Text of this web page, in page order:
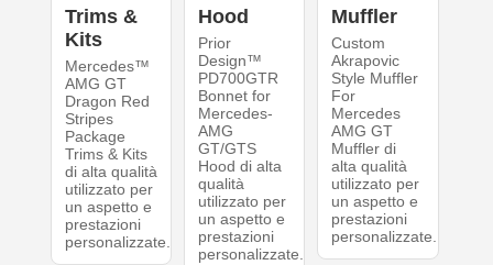
Trims &
Kits
Mercedes™
AMG GT
Dragon Red
Stripes
Package
Trims & Kits
di alta qualità
utilizzato per
un aspetto e
prestazioni
personalizzate.
Hood
Prior
Design™
PD700GTR
Bonnet for
Mercedes-
AMG
GT/GTS
Hood di alta
qualità
utilizzato per
un aspetto e
prestazioni
personalizzate.
Muffler
Custom
Akrapovic
Style Muffler
For
Mercedes
AMG GT
Muffler di
alta qualità
utilizzato per
un aspetto e
prestazioni
personalizzate.